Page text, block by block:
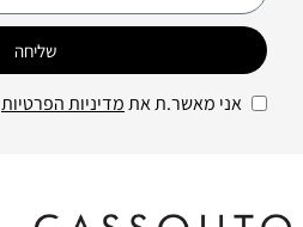
אני מאשר.ת אתמדיניות הפרטיות
שליחה